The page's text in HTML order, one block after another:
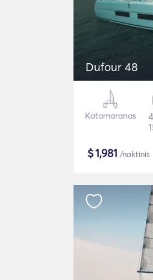
Dufour 48
Katamaranas
$1,981 /naktinis